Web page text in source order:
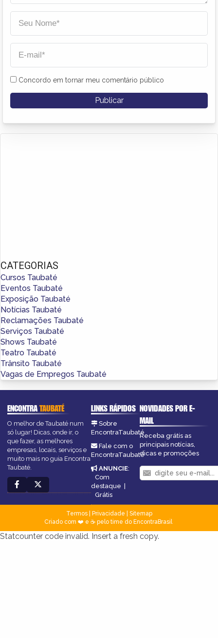
Concordo em tornar meu comentário público
CATEGORIAS
Cursos Taubaté
Eventos Taubaté
Exposição Taubaté
Notícias Taubaté
Reclamações Taubaté
Serviços Taubaté
Shows Taubaté
Teatro Taubaté
Trânsito Taubaté
Vagas de Empregos Taubaté
ENCONTRATAUBATÉ
O melhor de Taubaté num
só lugar! Dicas, onde ir, o
que fazer, as melhores
empresas, locais, serviços e
muito mais no guia Encontra
Taubaté.
LINKS RÁPIDOS
Sobre
EncontraTaubaté
Fale com o
EncontraTaubaté
ANUNCIE:
Com
destaque
Grátis
NOVIDADES POR E-
MAIL
Receba grátis as
principais notícias,
dicas e promoções
Termos| Privacidade
Sitemap
Criado com ❤️ e ☕ pelo time do EncontraBrasil
Statcounter code invalid. Insert a fresh copy.